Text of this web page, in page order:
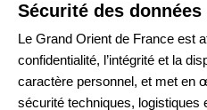
Sécurité des données
Le Grand Orient de France est
confidentialité, l’intégrité et la
caractère personnel, et met en
sécurité techniques, logistiques